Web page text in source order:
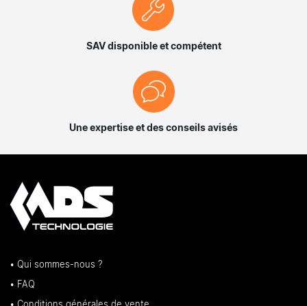
SAV disponible et compétent
Une expertise et des conseils avisés
• Qui sommes-nous ?
• FAQ